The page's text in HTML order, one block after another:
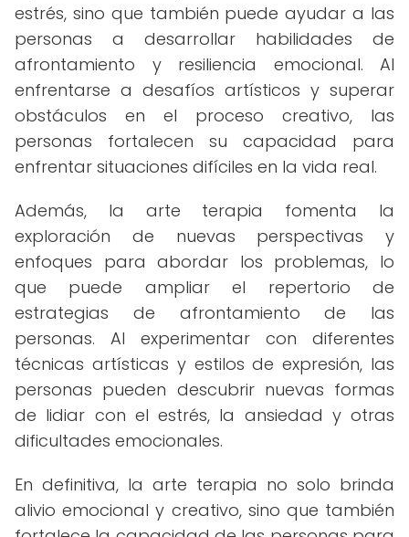
estrés, sino que también puede ayudar a las
personas a desarrollar habilidades de
afrontamiento y resiliencia emocional. Al
enfrentarse a desafíos artísticos y superar
obstáculos en el proceso creativo, las
personas fortalecen su capacidad para
enfrentar situaciones difíciles en la vida real.
Además, la arte terapia fomenta la
exploración de nuevas perspectivas y
enfoques para abordar los problemas, lo
que puede ampliar el repertorio de
estrategias de afrontamiento de las
personas. Al experimentar con diferentes
técnicas artísticas y estilos de expresión, las
personas pueden descubrir nuevas formas
de lidiar con el estrés, la ansiedad y otras
dificultades emocionales.
En definitiva, la arte terapia no solo brinda
alivio emocional y creativo, sino que también